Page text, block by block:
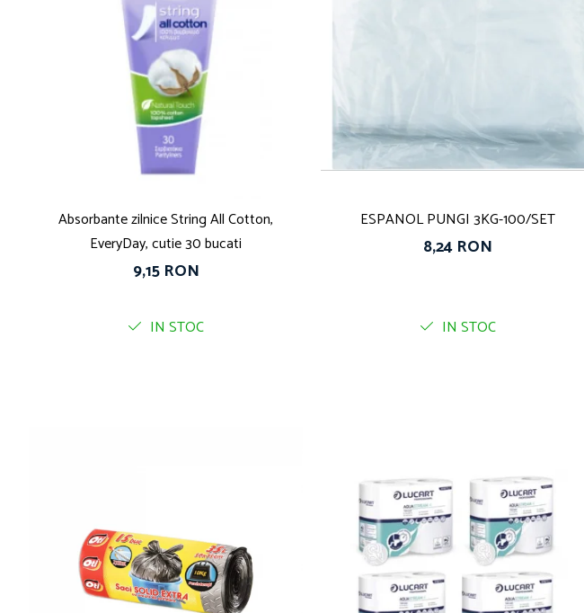
Absorbante zilnice String All Cotton,
EveryDay, cutie 30 bucati
9,15 RON
IN STOC
ESPANOL PUNGI 3KG-100/SET
8,24 RON
IN STOC